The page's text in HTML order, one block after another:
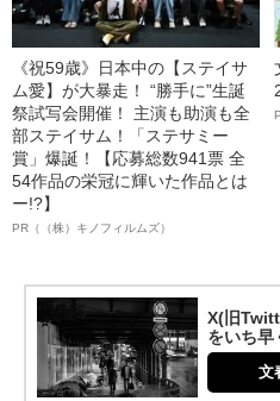
《祝59歳》日本中の【ステイサ
ム愛】が大暴走！ “勝手に”生誕
祭試写会開催！ 主演も助演も全
部ステイサム！「ステサミー
賞」爆誕！【応募総数941票 全
54作品の栄冠に輝いた作品とは
ー!?】
PR（（株）キノフィルムズ）
X(旧
をいち早
文